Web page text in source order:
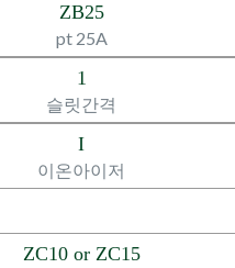
ZB25
pt 25A
1
슬릿간격
I
이온아이저
ZC10 or ZC15